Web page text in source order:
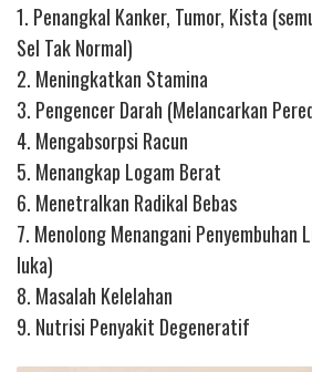
1. Penangkal Kanker, Tumor, Kista
Sel Tak Normal)
2. Meningkatkan Stamina
3. Pengencer Darah (Melancarkan
4. Mengabsorpsi Racun
5. Menangkap Logam Berat
6. Menetralkan Radikal Bebas
7. Menolong Menangani Penyembuhan
luka)
8. Masalah Kelelahan
9. Nutrisi Penyakit Degeneratif